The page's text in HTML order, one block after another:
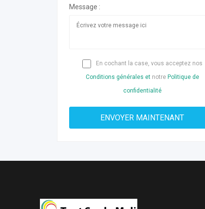
Message :
En cochant la case, vous acceptez nos
Conditions générales etnotre Politique de
confidentialité